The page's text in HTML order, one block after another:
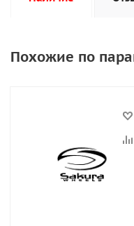
Похожие по